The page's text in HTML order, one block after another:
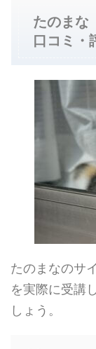
たのまな
口コミ・
たのまなのサ
を実際に受講
しょう。